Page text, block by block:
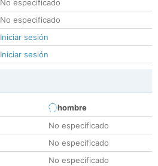
No especificado
No especificado
Iniciar sesión
Iniciar sesión
hombre
No especificado
No especificado
No especificado